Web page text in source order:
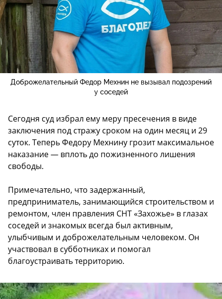
Доброжелательный Федор Мехнин не вызывал подозрений
у соседей
Сегодня суд избрал ему меру пресечения в виде
заключения под стражу сроком на один месяц и 29
суток. Теперь Федору Мехнину грозит максимальное
наказание — вплоть до пожизненного лишения
свободы.
Примечательно, что задержанный,
предприниматель, занимающийся строительством и
ремонтом, член правления СНТ «Захожье» в глазах
соседей и знакомых всегда был активным,
улыбчивым и доброжелательным человеком. Он
участвовал в субботниках и помогал
благоустраивать территорию.